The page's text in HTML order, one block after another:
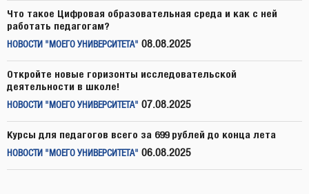
Что такое Цифровая образовательная среда и как с ней
работать педагогам?
НОВОСТИ "МОЕГО УНИВЕРСИТЕТА" 08.08.2025
Откройте новые горизонты исследовательской
деятельности в школе!
НОВОСТИ "МОЕГО УНИВЕРСИТЕТА" 07.08.2025
Курсы для педагогов всего за 699 рублей до конца лета
НОВОСТИ "МОЕГО УНИВЕРСИТЕТА" 06.08.2025